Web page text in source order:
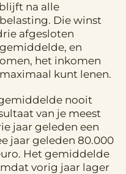
na alle
Die winst
afgesloten
en
het inkomen
kunt lenen.
nooit
van je meest
jaar geleden een
jaar geleden 80.000
Het gemiddelde
vorig jaar lager